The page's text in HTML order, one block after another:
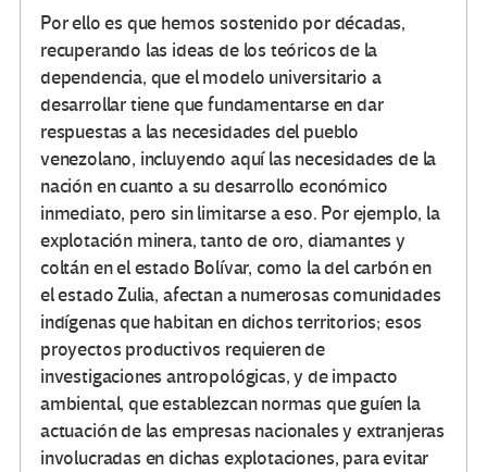
Por ello es que hemos sostenido por décadas,
recuperando las ideas de los teóricos de la
dependencia, que el modelo universitario a
desarrollar tiene que fundamentarse en dar
respuestas a las necesidades del pueblo
venezolano, incluyendo aquí las necesidades de la
nación en cuanto a su desarrollo económico
inmediato, pero sin limitarse a eso. Por ejemplo, la
explotación minera, tanto de oro, diamantes y
coltán en el estado Bolívar, como la del carbón en
el estado Zulia, afectan a numerosas comunidades
indígenas que habitan en dichos territorios; esos
proyectos productivos requieren de
investigaciones antropológicas, y de impacto
ambiental, que establezcan normas que guíen la
actuación de las empresas nacionales y extranjeras
involucradas en dichas explotaciones, para evitar